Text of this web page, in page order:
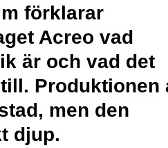
förklarar
Acreo vad
är och vad det
Produktionen
men den
djup.